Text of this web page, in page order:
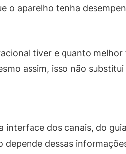
o aparelho tenha
tiver e quanto
assim, isso não
dos canais, do
dessas